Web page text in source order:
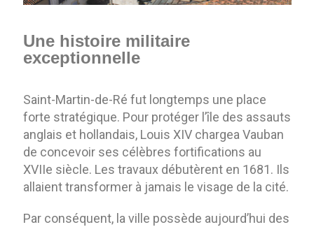
Une histoire militaire
exceptionnelle
Saint-Martin-de-Ré fut longtemps une place
forte stratégique. Pour protéger l’île des assauts
anglais et hollandais, Louis XIV chargea Vauban
de concevoir ses célèbres fortifications au
XVIIe siècle. Les travaux débutèrent en 1681. Ils
allaient transformer à jamais le visage de la cité.
Par conséquent, la ville possède aujourd’hui des